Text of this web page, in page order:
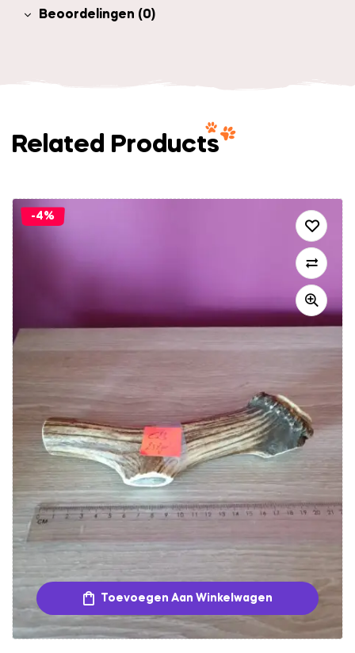
Beoordelingen (0)
Related Products
-4%
Toevoegen Aan Winkelwagen